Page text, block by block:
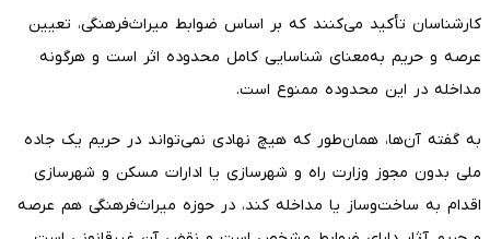
کارشناسان تأکید می‌کنند که بر اساس ضوابط میراث‌فرهنگی، تعیین
عرصه و حریم به‌معنای شناسایی کامل محدوده اثر است و هرگونه
مداخله در این محدوده ممنوع است.
به گفته آن‌ها، همان‌طور که هیچ نهادی نمی‌تواند در حریم یک جاده
ملی بدون مجوز وزارت راه و شهرسازی یا ادارات مسکن و شهرسازی
اقدام به ساخت‌وساز یا مداخله کند، در حوزه میراث‌فرهنگی هم عرصه